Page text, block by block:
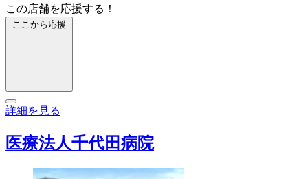
この店舗を応援する！
ここから応援
詳細を見る
医療法人千代田病院